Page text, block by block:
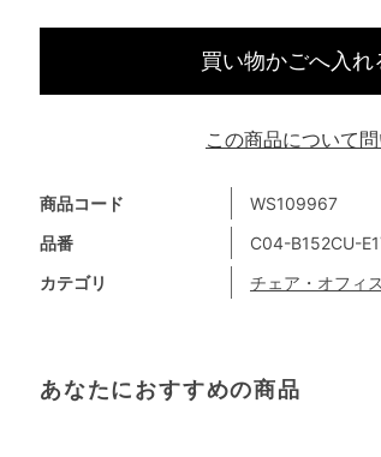
商品コード
WS109967
品番
C04-B152CU-
カテゴリ
チェア・オフィ
買い物かごへ入れ
あなたにおすすめの商品
この商品について